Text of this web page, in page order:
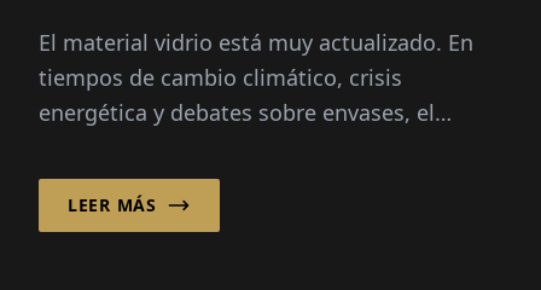
El material vidrio está muy actualizado. En
tiempos de cambio climático, crisis
energética y debates sobre envases, el
infinitamente reciclable...
LEER MÁS